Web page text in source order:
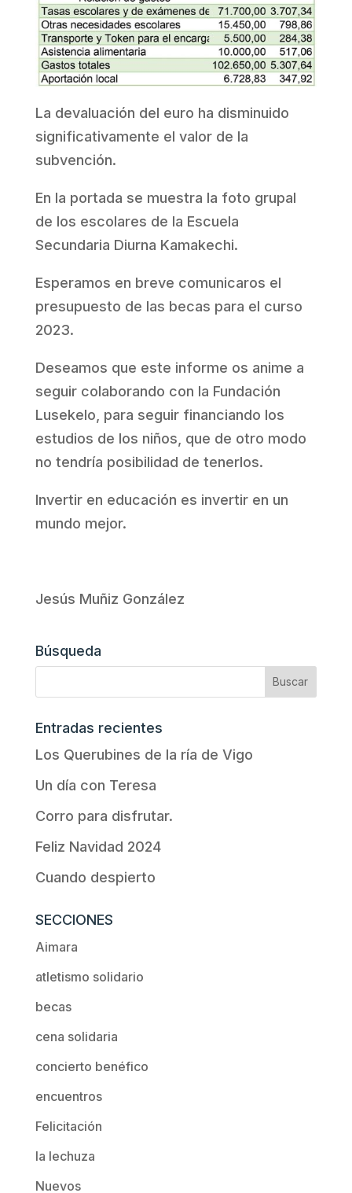
La devaluación del euro ha disminuido
significativamente el valor de la
subvención.
En la portada se muestra la foto grupal
de los escolares de la Escuela
Secundaria Diurna Kamakechi.
Esperamos en breve comunicaros el
presupuesto de las becas para el curso
2023.
Deseamos que este informe os anime a
seguir colaborando con la Fundación
Lusekelo, para seguir financiando los
estudios de los niños, que de otro modo
no tendría posibilidad de tenerlos.
Invertir en educación es invertir en un
mundo mejor.
Jesús Muñiz González
Búsqueda
Entradas recientes
Los Querubines de la ría de Vigo
Un día con Teresa
Corro para disfrutar.
Feliz Navidad 2024
Cuando despierto
SECCIONES
Aimara
atletismo solidario
becas
cena solidaria
concierto benéfico
encuentros
Felicitación
la lechuza
Nuevos